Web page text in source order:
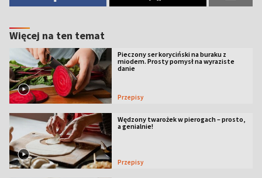
Więcej na ten temat
Pieczony ser koryciński na buraku z
miodem. Prosty pomysł na wyraziste
danie
Przepisy
Wędzony twarożek w pierogach – prosto,
a genialnie!
Przepisy